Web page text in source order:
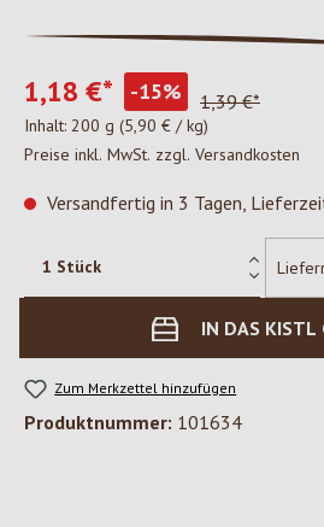
1,18 €* -15% 1,39 €*
Inhalt: 200 g (5,90 € / kg)
Preise inkl. MwSt. zzgl. Versandkosten
Versandfertig in 3 Tagen,
IN DAS KISTL
Zum Merkzettel hinzufügen
Produktnummer: 101634